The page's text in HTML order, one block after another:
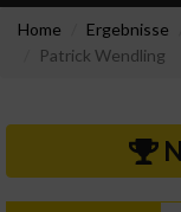
Home Ergebnisse
Patrick Wendling